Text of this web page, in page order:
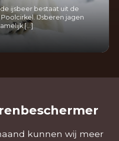
ijsbeer bestaat uit de
IJsberen jagen
[…]
MEER
kunnen wij meer